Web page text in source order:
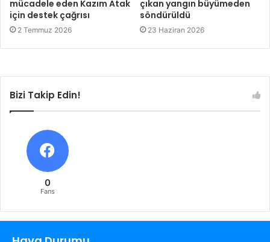
mücadele eden Kazım Atak
için destek çağrısı
2 Temmuz 2026
çıkan yangın büyümeden
söndürüldü
23 Haziran 2026
Bizi Takip Edin!
0
Fans